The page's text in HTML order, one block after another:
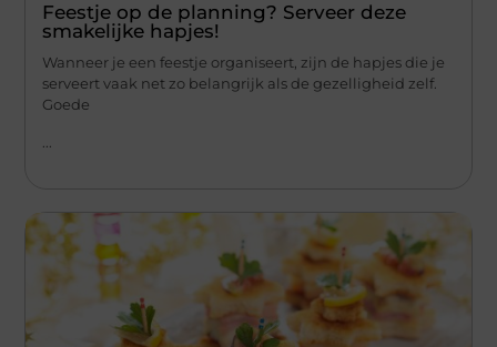
Feestje op de planning? Serveer deze
smakelijke hapjes!
Wanneer je een feestje organiseert, zijn de hapjes die je
serveert vaak net zo belangrijk als de gezelligheid zelf.
Goede